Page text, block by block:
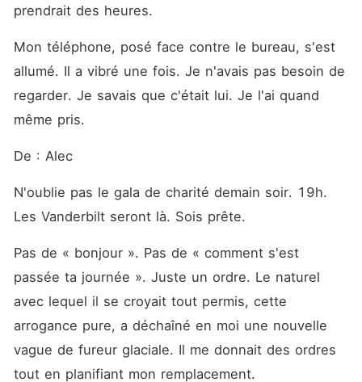
prendrait des heures.
Mon téléphone, posé face contre le bureau, s'est
allumé. Il a vibré une fois. Je n'avais pas besoin de
regarder. Je savais que c'était lui. Je l'ai quand
même pris.
De : Alec
N'oublie pas le gala de charité demain soir. 19h.
Les Vanderbilt seront là. Sois prête.
Pas de « bonjour ». Pas de « comment s'est
passée ta journée ». Juste un ordre. Le naturel
avec lequel il se croyait tout permis, cette
arrogance pure, a déchaîné en moi une nouvelle
vague de fureur glaciale. Il me donnait des ordres
tout en planifiant mon remplacement.